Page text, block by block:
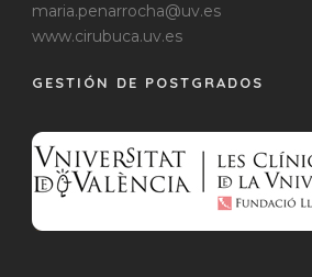
maria.penarrocha@uv.es
www.cirubuca.uv.es
GESTIÓN DE POSTGRADOS